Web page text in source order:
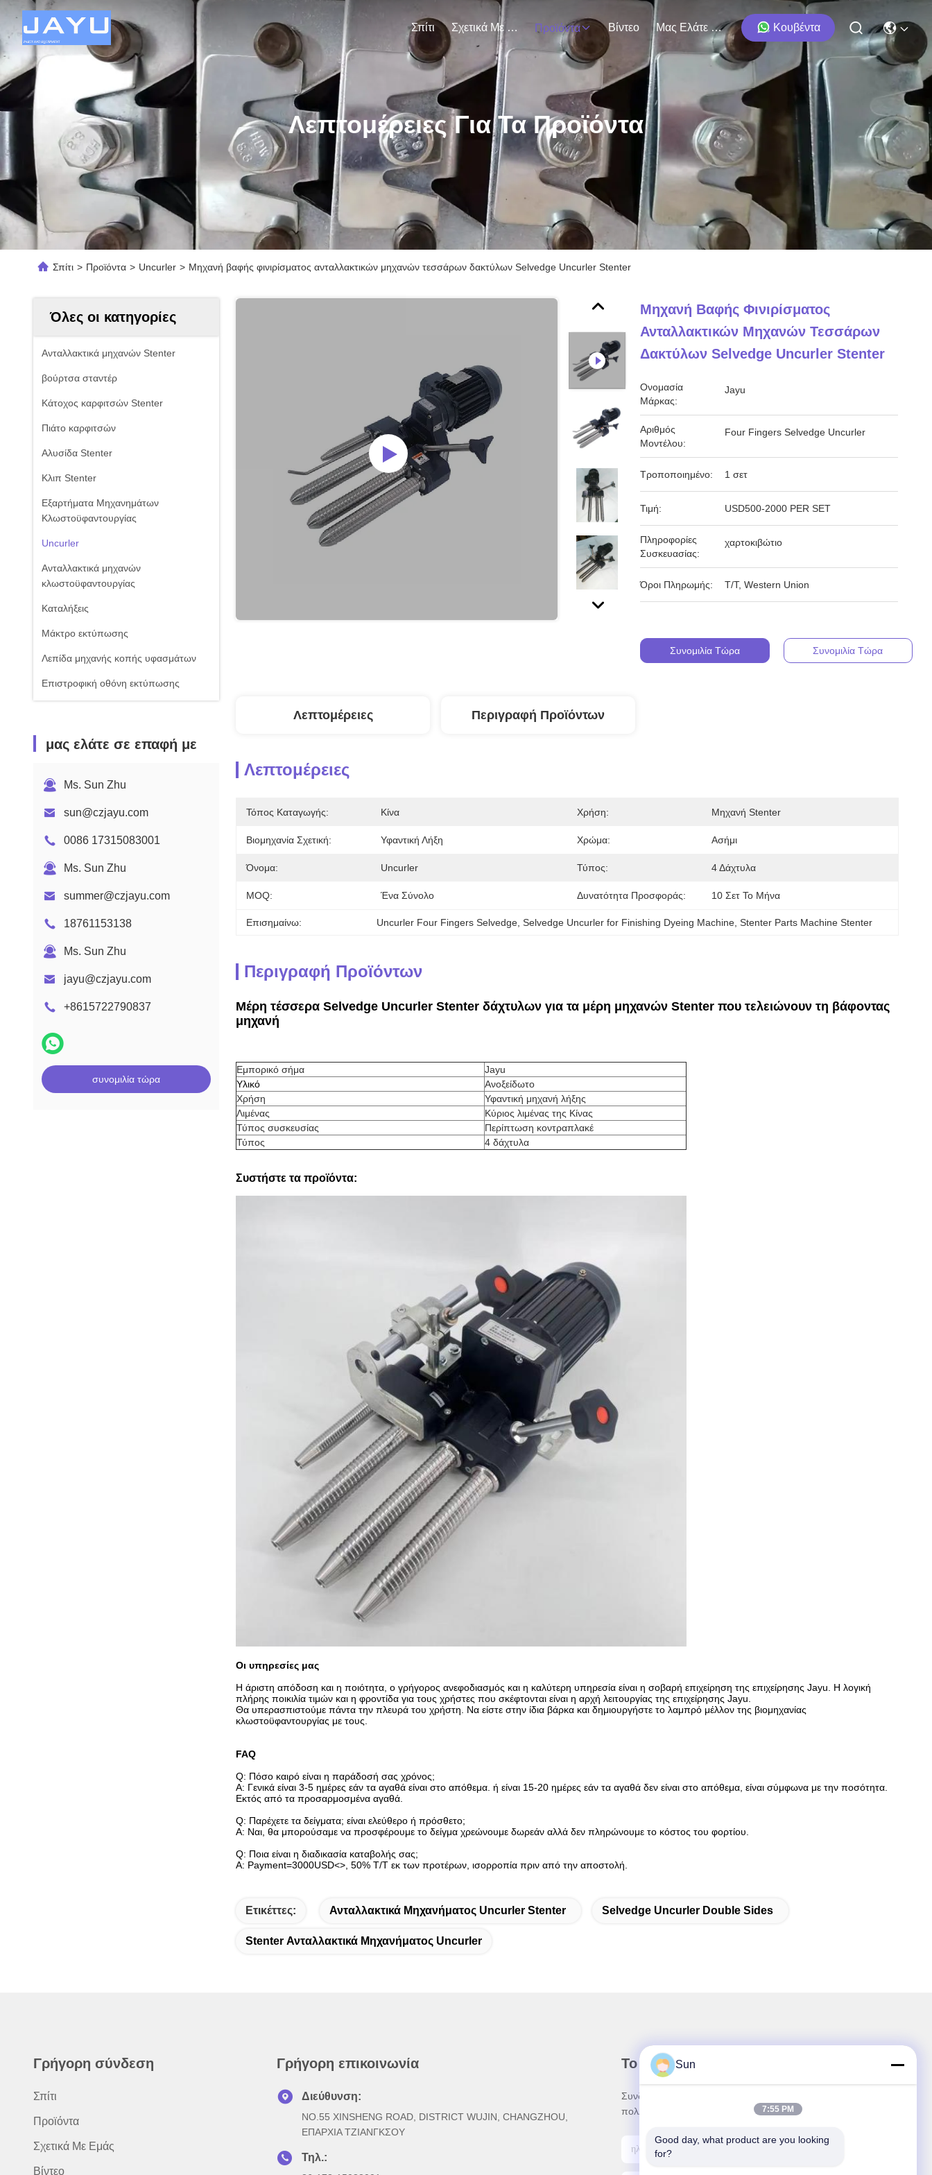
Σπίτι Σχετικά Με Εμάς Προϊόντα Βίντεο Μας Ελάτε Σε Επαφή Με Κουβέντα
Λεπτομέρειες Για Τα Προϊόντα
Σπίτι > Προϊόντα > Uncurler > Μηχανή βαφής φινιρίσματος ανταλλακτικών μηχανών τεσσάρων δακτύλων Selvedge Uncurler Stenter
Όλες οι κατηγορίες
Ανταλλακτικά μηχανών Stenter
βούρτσα σταντέρ
Κάτοχος καρφιτσών Stenter
Πιάτο καρφιτσών
Αλυσίδα Stenter
Κλιπ Stenter
Εξαρτήματα Μηχανημάτων
Κλωστοϋφαντουργίας
Uncurler
Ανταλλακτικά μηχανών
κλωστοϋφαντουργίας
Καταλήξεις
Μάκτρο εκτύπωσης
Λεπίδα μηχανής κοπής υφασμάτων
Επιστροφική οθόνη εκτύπωσης
μας ελάτε σε επαφή με
Ms. Sun Zhu
sun@czjayu.com
0086 17315083001
Ms. Sun Zhu
summer@czjayu.com
18761153138
Ms. Sun Zhu
jayu@czjayu.com
+8615722790837
συνομιλία τώρα
Μηχανή Βαφής Φινιρίσματος
Ανταλλακτικών Μηχανών Τεσσάρων
Δακτύλων Selvedge Uncurler Stenter
Ονομασία
Μάρκας:
Jayu
Αριθμός
Μοντέλου:
Four Fingers Selvedge Uncurler
Τροποποιημένο: 1 σετ
Τιμή: USD500-2000 PER SET
Πληροφορίες
Συσκευασίας:
χαρτοκιβώτιο
Όροι Πληρωμής: T/T, Western Union
Συνομιλία Τώρα Συνομιλία Τώρα
Λεπτομέρειες Περιγραφή Προϊόντων
Λεπτομέρειες
Τόπος Καταγωγής: Κίνα Χρήση: Μηχανή Stenter
Βιομηχανία Σχετική: Υφαντική Λήξη Χρώμα: Ασήμι
Όνομα: Uncurler Τύπος: 4 Δάχτυλα
MOQ: Ένα Σύνολο Δυνατότητα Προσφοράς: 10 Σετ Το Μήνα
Επισημαίνω: Uncurler Four Fingers Selvedge , Selvedge Uncurler for Finishing Dyeing Machine , Stenter Parts Machine Stenter
Περιγραφή Προϊόντων
Μέρη τέσσερα Selvedge Uncurler Stenter δάχτυλων για τα μέρη μηχανών Stenter που τελειώνουν τη βάφοντας
μηχανή
Εμπορικό σήμα
Jayu
Υλικό
Ανοξείδωτο
Χρήση
Υφαντική μηχανή λήξης
Λιμένας
Κύριος λιμένας της Κίνας
Τύπος συσκευσίας
Περίπτωση κοντραπλακέ
Τύπος
4 δάχτυλα
Συστήστε τα προϊόντα:
Οι υπηρεσίες μας
Η άριστη απόδοση και η ποιότητα, ο γρήγορος ανεφοδιασμός και η καλύτερη υπηρεσία είναι η σοβαρή επιχείρηση της επιχείρησης Jayu. Η λογική
πλήρης ποικιλία τιμών και η φροντίδα για τους χρήστες που σκέφτονται είναι η αρχή λειτουργίας της επιχείρησης Jayu.
Θα υπερασπιστούμε πάντα την πλευρά του χρήστη. Να είστε στην ίδια βάρκα και δημιουργήστε το λαμπρό μέλλον της βιομηχανίας
κλωστοϋφαντουργίας με τους.
FAQ
Q: Πόσο καιρό είναι η παράδοσή σας χρόνος;
Α: Γενικά είναι 3-5 ημέρες εάν τα αγαθά είναι στο απόθεμα. ή είναι 15-20 ημέρες εάν τα αγαθά δεν είναι στο απόθεμα, είναι σύμφωνα με την ποσότητα.
Εκτός από τα προσαρμοσμένα αγαθά.
Q: Παρέχετε τα δείγματα; είναι ελεύθερο ή πρόσθετο;
Α: Ναι, θα μπορούσαμε να προσφέρουμε το δείγμα χρεώνουμε δωρεάν αλλά δεν πληρώνουμε το κόστος του φορτίου.
Q: Ποια είναι η διαδικασία καταβολής σας;
Α: Payment=3000USD<>, 50% T/T εκ των προτέρων, ισορροπία πριν από την αποστολή.
Ετικέττες: Ανταλλακτικά Μηχανήματος Uncurler Stenter Selvedge Uncurler Double Sides
Stenter Ανταλλακτικά Μηχανήματος Uncurler
Γρήγορη σύνδεση
Σπίτι
Προϊόντα
Σχετικά Με Εμάς
Βίντεο
Γρήγορη επικοινωνία
Διεύθυνση:
NO.55 XINSHENG ROAD, DISTRICT WUJIN, CHANGZHOU,
ΕΠΑΡΧΙΑ ΤΖΙΑΝΓΚΣΟΥ
Τηλ.:
Το Δελτίο Ενημέρωσης
Συνδρομηθείτε στο ενημερωτικό μας δελτίο για εκπτώσεις και
πολλά άλλα.
Sun
7:55 PM
Good day, what product are you looking
for?